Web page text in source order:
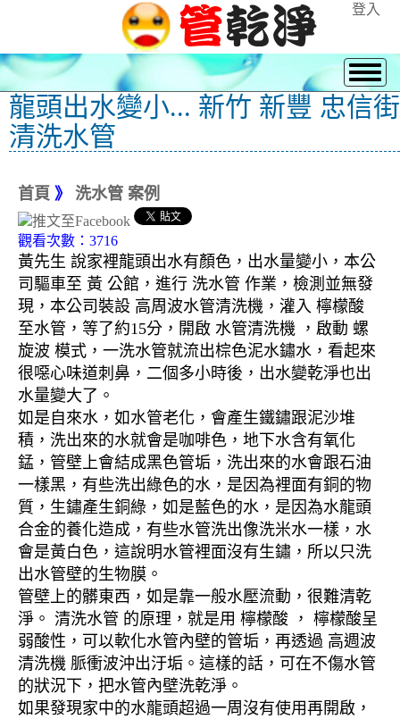
登入
龍頭出水變小... 新竹 新豐 忠信街
清洗水管
首頁 》 洗水管 案例
觀看次數：3716
黃先生 說家裡龍頭出水有顏色，出水量變小，本公
司驅車至 黃 公館，進行 洗水管 作業，檢測並無發
現，本公司裝設 高周波水管清洗機，灌入 檸檬酸
至水管，等了約15分，開啟 水管清洗機 ，啟動 螺
旋波 模式，一洗水管就流出棕色泥水鏽水，看起來
很噁心味道刺鼻，二個多小時後，出水變乾淨也出
水量變大了。
如是自來水，如水管老化，會產生鐵鏽跟泥沙堆
積，洗出來的水就會是咖啡色，地下水含有氧化
錳，管壁上會結成黑色管垢，洗出來的水會跟石油
一樣黑，有些洗出綠色的水，是因為裡面有銅的物
質，生鏽產生銅綠，如是藍色的水，是因為水龍頭
合金的養化造成，有些水管洗出像洗米水一樣，水
會是黃白色，這說明水管裡面沒有生鏽，所以只洗
出水管壁的生物膜。
管壁上的髒東西，如是靠一般水壓流動，很難清乾
淨。 清洗水管 的原理，就是用 檸檬酸 ， 檸檬酸呈
弱酸性，可以軟化水管內壁的管垢，再透過 高週波
清洗機 脈衝波沖出汙垢。這樣的話，可在不傷水管
的狀況下，把水管內壁洗乾淨。
如果發現家中的水龍頭超過一周沒有使用再開啟，